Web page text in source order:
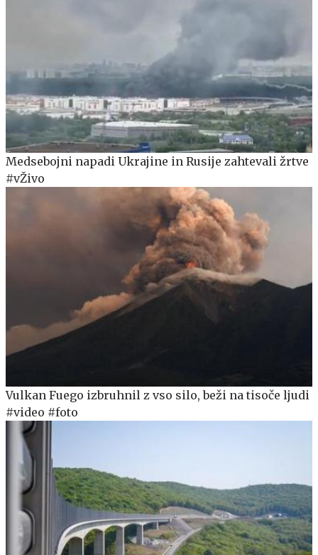
Medsebojni napadi Ukrajine in Rusije zahtevali žrtve
#vŽivo
Vulkan Fuego izbruhnil z vso silo, beži na tisoče ljudi
#video #foto